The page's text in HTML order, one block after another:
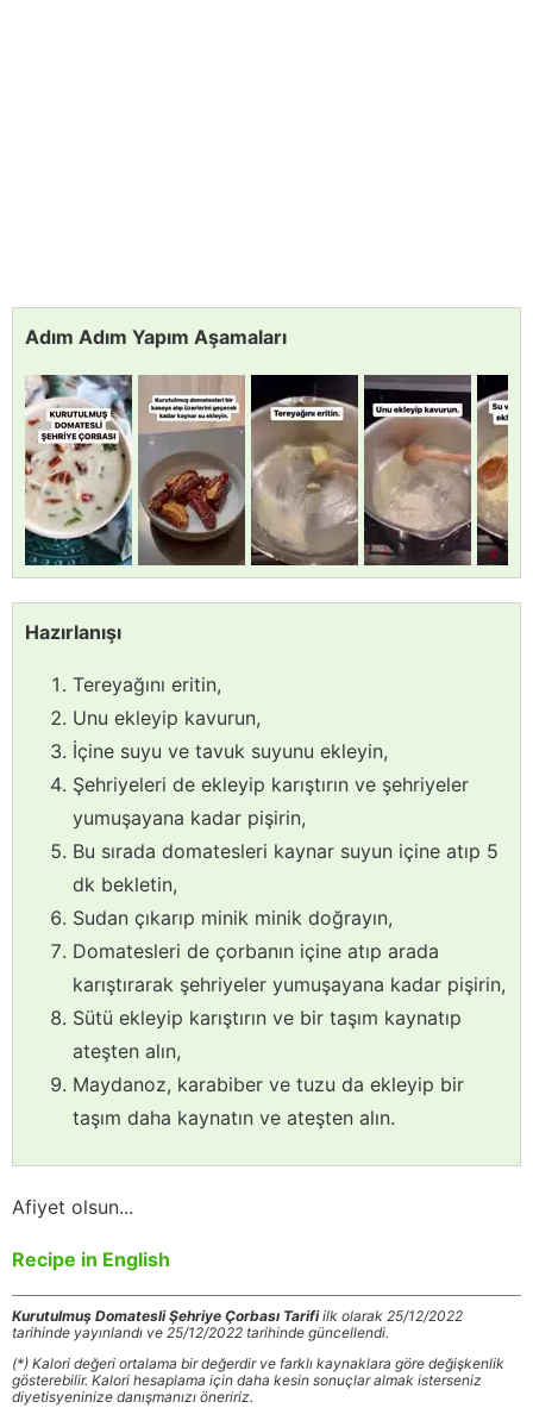
Adım Adım Yapım Aşamaları
Hazırlanışı
Tereyağını eritin,
Unu ekleyip kavurun,
İçine suyu ve tavuk suyunu ekleyin,
Şehriyeleri de ekleyip karıştırın ve şehriyeler
yumuşayana kadar pişirin,
Bu sırada domatesleri kaynar suyun içine atıp 5
dk bekletin,
Sudan çıkarıp minik minik doğrayın,
Domatesleri de çorbanın içine atıp arada
karıştırarak şehriyeler yumuşayana kadar pişirin,
Sütü ekleyip karıştırın ve bir taşım kaynatıp
ateşten alın,
Maydanoz, karabiber ve tuzu da ekleyip bir
taşım daha kaynatın ve ateşten alın.
Afiyet olsun...
Recipe in English
Kurutulmuş Domatesli Şehriye Çorbası Tarifiilk olarak 25/12/2022
tarihinde yayınlandı ve 25/12/2022 tarihinde güncellendi.
(*) Kalori değeri ortalama bir değerdir ve farklı kaynaklara göre değişkenlik
gösterebilir. Kalori hesaplama için daha kesin sonuçlar almak isterseniz
diyetisyeninize danışmanızı öneririz.